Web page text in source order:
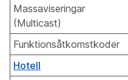
Massaviseringar
(Multicast)
Funktionsåtkomstkoder
Hotell